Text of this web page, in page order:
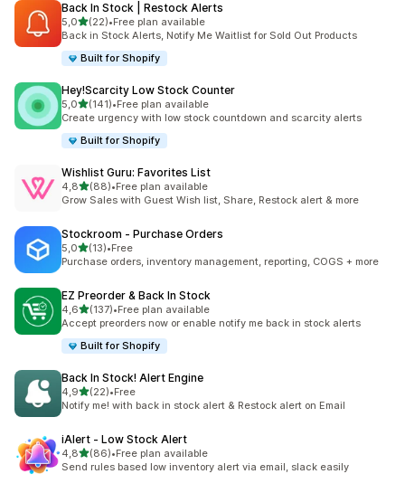
Back In Stock | Restock Alerts
5,0av 5 stjerner
(22)
Totalt 22 omtaler
•Free plan available
Back in Stock Alerts, Notify Me Waitlist for Sold Out Products
Built for Shopify
Hey!Scarcity Low Stock Counter
5,0av 5 stjerner
(141)
Totalt 141 omtaler
•Free plan available
Create urgency with low stock countdown and scarcity alerts
Built for Shopify
Wishlist Guru: Favorites List
4,8av 5 stjerner
(88)
Totalt 88 omtaler
•Free plan available
Grow Sales with Guest Wish list, Share, Restock alert & more
Stockroom ‑ Purchase Orders
5,0av 5 stjerner
(13)
Totalt 13 omtaler
•Free
Purchase orders, inventory management, reporting, COGS + more
EZ Preorder & Back In Stock
4,6av 5 stjerner
(137)
Totalt 137 omtaler
•Free plan available
Accept preorders now or enable notify me back in stock alerts
Built for Shopify
Back In Stock! Alert Engine
4,9av 5 stjerner
(22)
Totalt 22 omtaler
•Free
Notify me! with back in stock alert & Restock alert on Email
iAlert ‑ Low Stock Alert
4,8av 5 stjerner
(86)
Totalt 86 omtaler
•Free plan available
Send rules based low inventory alert via email, slack easily